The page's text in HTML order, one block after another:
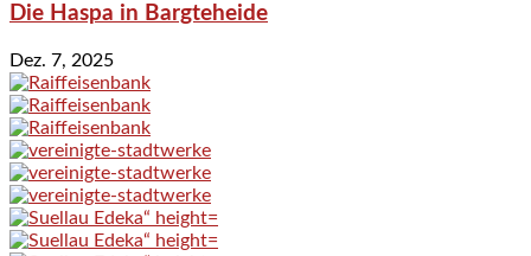
Die Haspa in Bargteheide
Dez. 7, 2025